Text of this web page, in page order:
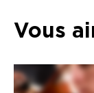
Vous